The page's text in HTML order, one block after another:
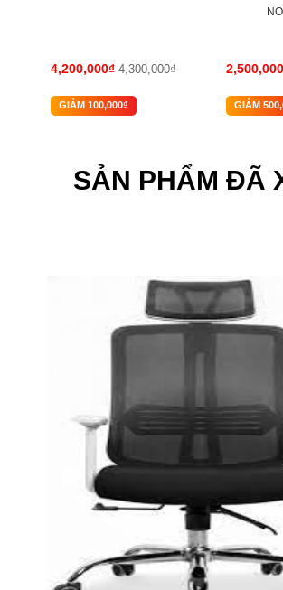
4,200,000₫ 4,300,000₫
GIẢM 100,000₫ GIẢM
SẢN PHẨM ĐÃ